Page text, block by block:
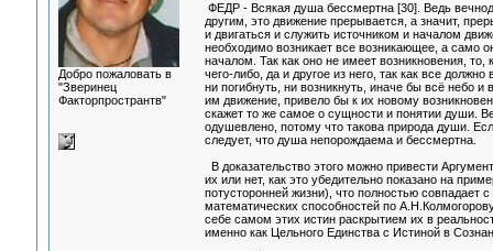
Добро пожаловать в
"Зверинец
Факторпространтв"
ФЕДР - Всякая душа бессмертна [30]. Ведь
другим, это движение прерывается, а значит,
и двигаться и служить источником и началом
необходимо возникает все возникающее, а само
началом. Так как оно не имеет возникновения,
чего-либо, да и другое из него, так как все
ни погибнуть, ни возникнуть, иначе бы всё небо
им движение, привело бы к их новому
скажет то же самое о сущности и понятии души.
одушевлено, потому что такова природа души.
следует, что душа непорождаема и бессмертна.
В доказательство этого можно привести
их или нет, как это убедительно показано на
потусторонней жизни), что полностью
математических способностей по
себе самом этих истин раскрытием их в
именно как Цельного Единства с Истиной в